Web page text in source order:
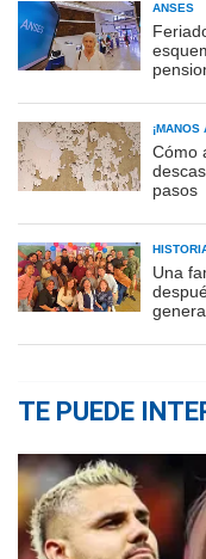
ANSES
Cómo
pasos
Una
TE PUEDE